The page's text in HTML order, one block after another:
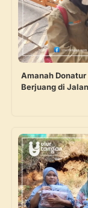
Amanah
Berjuang di Jalan